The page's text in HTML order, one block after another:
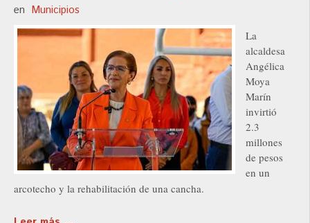
en Municipios
La
alcaldesa
Angélica
Moya
Marín
invirtió
2.3
millones
de pesos
en un
arcotecho y la rehabilitación de una cancha.